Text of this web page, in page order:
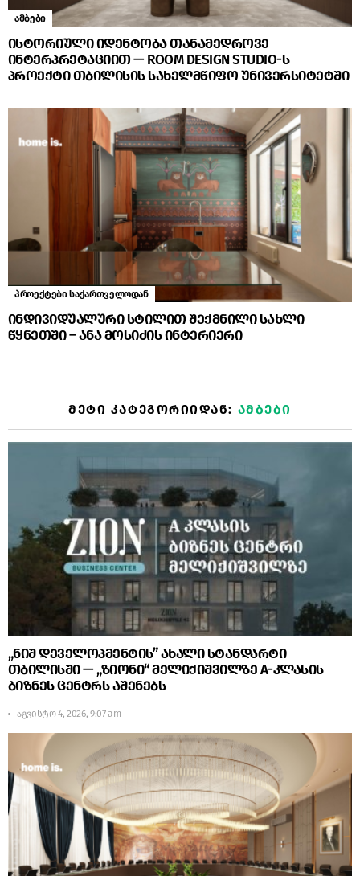
ამბები
ისტორიული იდენტობა თანამედროვე
ინტერპრეტაციით — ROOM DESIGN STUDIO-ს
პროექტი თბილისის სახელმწიფო უნივერსიტეტში
პროექტები საქართველოდან
ინდივიდუალური სტილით შექმნილი სახლი
წყნეთში – ანა მოსიძის ინტერიერი
ᲛᲔᲢᲘ ᲙᲐᲢᲔᲒᲝᲠᲘᲘᲓᲐᲜ: ᲐᲛᲑᲔᲑᲘ
„ნიშ დეველოპმენტის” ახალი სტანდარტი
თბილისში — „ზიონი“ მელიქიშვილზე A-კლასის
ბიზნეს ცენტრს აშენებს
აგვისტო 4, 2026, 9:07 am